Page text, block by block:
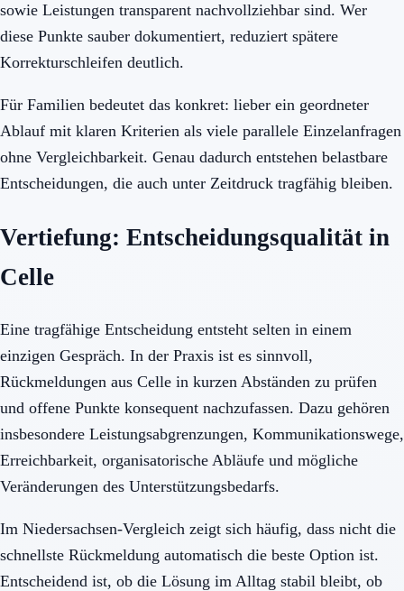
sowie Leistungen transparent nachvollziehbar sind. Wer
diese Punkte sauber dokumentiert, reduziert spätere
Korrekturschleifen deutlich.
Für Familien bedeutet das konkret: lieber ein geordneter
Ablauf mit klaren Kriterien als viele parallele Einzelanfragen
ohne Vergleichbarkeit. Genau dadurch entstehen belastbare
Entscheidungen, die auch unter Zeitdruck tragfähig bleiben.
Vertiefung: Entscheidungsqualität in
Celle
Eine tragfähige Entscheidung entsteht selten in einem
einzigen Gespräch. In der Praxis ist es sinnvoll,
Rückmeldungen aus Celle in kurzen Abständen zu prüfen
und offene Punkte konsequent nachzufassen. Dazu gehören
insbesondere Leistungsabgrenzungen, Kommunikationswege,
Erreichbarkeit, organisatorische Abläufe und mögliche
Veränderungen des Unterstützungsbedarfs.
Im Niedersachsen-Vergleich zeigt sich häufig, dass nicht die
schnellste Rückmeldung automatisch die beste Option ist.
Entscheidend ist, ob die Lösung im Alltag stabil bleibt, ob